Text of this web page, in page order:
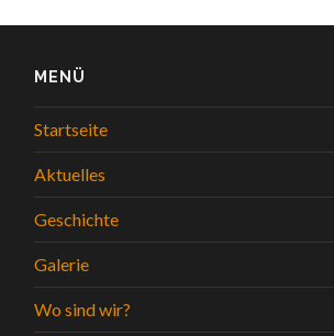
MENÜ
Startseite
Aktuelles
Geschichte
Galerie
Wo sind wir?